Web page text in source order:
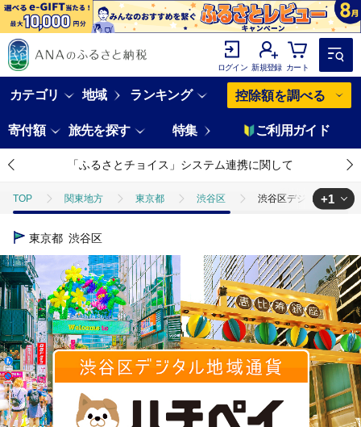
ログイン 新規登録 カート
カテゴリ 地域 ランキング 控除額を調べる
寄付額 旅先を探す 特集 ご利用ガイド
「ふるさとチョイス」システム連携に関して
TOP 関東地方 東京都 渋谷区 渋谷区デジタル地域通
TOP
+1
東京都 渋谷区